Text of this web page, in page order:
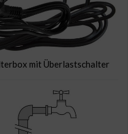
mit Überlastschalter